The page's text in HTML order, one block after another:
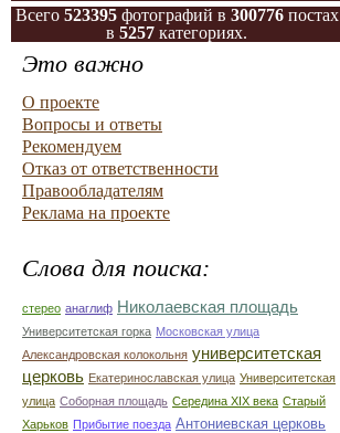
Всего 523395фотографий в 300776постах
в 5257 категориях.
Это важно
О проекте
Вопросы и ответы
Рекомендуем
Отказ от ответственности
Правообладателям
Реклама на проекте
Слова для поиска:
стерео анаглиф Николаевская площадь
Университетская горка Московская улица
Александровская колокольня университетская
церковь Екатеринославская улица Университетская
улица Соборная площадь Середина XIX века Старый
Харьков Прибытие поезда Антониевская церковь